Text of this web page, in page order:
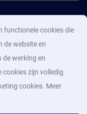
functionele cookies die
de website en
de werking en
zijn volledig
cookies. Meer